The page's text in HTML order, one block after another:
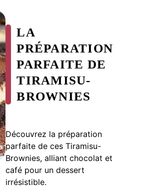
LA
PRÉPARATION
PARFAITE DE
TIRAMISU-
BROWNIES
Découvrez la préparation
parfaite de ces Tiramisu-
Brownies, alliant chocolat et
café pour un dessert
irrésistible.